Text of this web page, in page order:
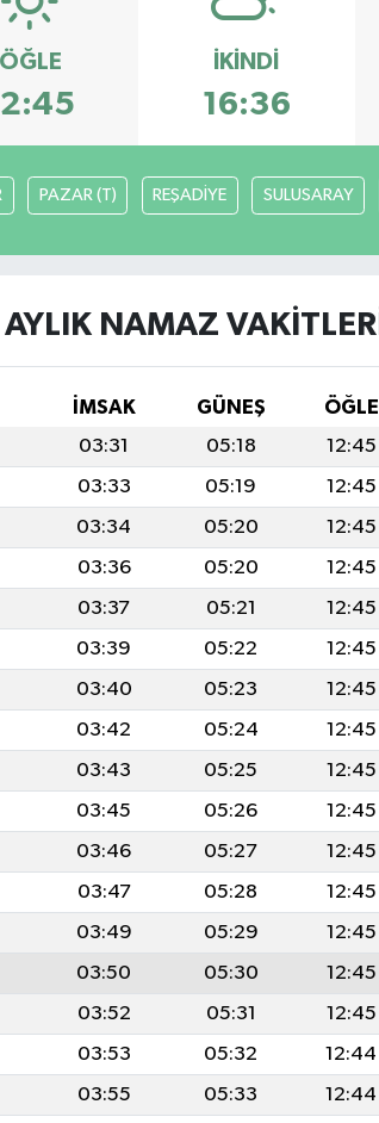
ÖĞLE İKINDI
16:36
PAZAR (T) REŞADİYE SULUSARAY
NAMAZ VAKITLERI
İMSAK GÜNEŞ ÖĞLE
03:31 05:18 12:45
03:33 05:19 12:45
03:34 05:20 12:45
03:36 05:20 12:45
03:37 05:21 12:45
03:39 05:22 12:45
03:40 05:23 12:45
03:42 05:24 12:45
03:43 05:25 12:45
03:45 05:26 12:45
03:46 05:27 12:45
03:47 05:28 12:45
03:49 05:29 12:45
03:50 05:30 12:45
03:52 05:31 12:45
03:53 05:32 12:44
03:55 05:33 12:44